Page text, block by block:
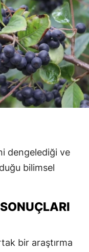
dengelediği ve
bilimsel
bir araştırma